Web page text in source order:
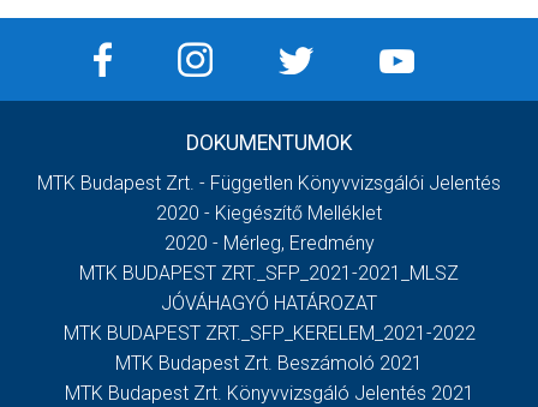
DOKUMENTUMOK
MTK Budapest Zrt. - Független Könyvvizsgálói Jelentés
2020 - Kiegészítő Melléklet
2020 - Mérleg, Eredmény
MTK BUDAPEST ZRT._SFP_2021-2021_MLSZ
JÓVÁHAGYÓ HATÁROZAT
MTK BUDAPEST ZRT._SFP_KERELEM_2021-2022
MTK Budapest Zrt. Beszámoló 2021
MTK Budapest Zrt. Könyvvizsgáló Jelentés 2021